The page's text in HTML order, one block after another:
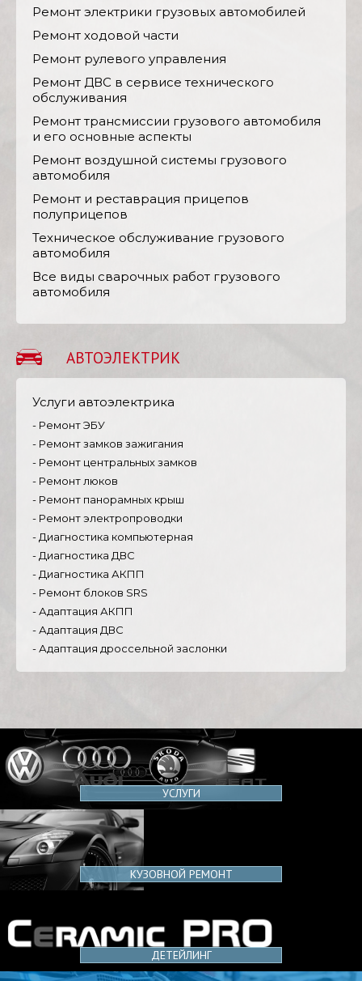
Ремонт электрики грузовых автомобилей
Ремонт ходовой части
Ремонт рулевого управления
Ремонт ДВС в сервисе технического
обслуживания
Ремонт трансмиссии грузового автомобиля
и его основные аспекты
Ремонт воздушной системы грузового
автомобиля
Ремонт и реставрация прицепов
полуприцепов
Техническое обслуживание грузового
автомобиля
Все виды сварочных работ грузового
автомобиля
АВТОЭЛЕКТРИК
Услуги автоэлектрика
- Ремонт ЭБУ
- Ремонт замков зажигания
- Ремонт центральных замков
- Ремонт люков
- Ремонт панорамных крыш
- Ремонт электропроводки
- Диагностика компьютерная
- Диагностика ДВС
- Диагностика АКПП
- Ремонт блоков SRS
- Адаптация АКПП
- Адаптация ДВС
- Адаптация дроссельной заслонки
УСЛУГИ
КУЗОВНОЙ РЕМОНТ
ДЕТЕЙЛИНГ